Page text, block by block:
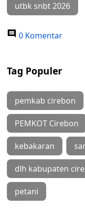
utbk snbt 2026
0 Komentar
Tag Populer
pemkab cirebon
PEMKOT Cirebon
kebakaran
dlh kabupaten
petani